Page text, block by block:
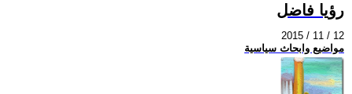
رؤيا فاضل
2015 / 11 / 12
مواضيع وابحاث سياسية